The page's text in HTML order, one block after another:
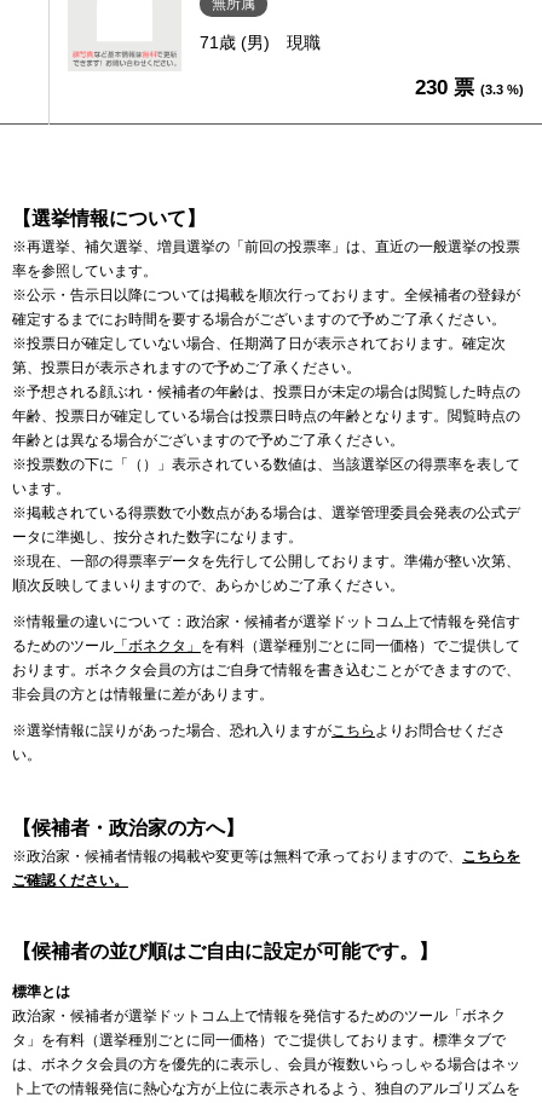
無所属
71歳 (男) 現職
230 票 (3.3 %)
【選挙情報について】
※再選挙、補欠選挙、増員選挙の「前回の投票率」は、直近の一般選挙の投票
率を参照しています。
※公示・告示日以降については掲載を順次行っております。全候補者の登録が
確定するまでにお時間を要する場合がございますので予めご了承ください。
※投票日が確定していない場合、任期満了日が表示されております。確定次
第、投票日が表示されますので予めご了承ください。
※予想される顔ぶれ・候補者の年齢は、投票日が未定の場合は閲覧した時点の
年齢、投票日が確定している場合は投票日時点の年齢となります。閲覧時点の
年齢とは異なる場合がございますので予めご了承ください。
※投票数の下に「（）」表示されている数値は、当該選挙区の得票率を表して
います。
※掲載されている得票数で小数点がある場合は、選挙管理委員会発表の公式デ
ータに準拠し、按分された数字になります。
※現在、一部の得票率データを先行して公開しております。準備が整い次第、
順次反映してまいりますので、あらかじめご了承ください。
※情報量の違いについて：政治家・候補者が選挙ドットコム上で情報を発信す
るためのツール 「ボネクタ」 を有料（選挙種別ごとに同一価格）でご提供して
おります。ボネクタ会員の方はご自身で情報を書き込むことができますので、
非会員の方とは情報量に差があります。
※選挙情報に誤りがあった場合、恐れ入りますがこちら よりお問合せくださ
い。
【候補者・政治家の方へ】
※政治家・候補者情報の掲載や変更等は無料で承っておりますので、 こちらを
ご確認ください。
【候補者の並び順はご自由に設定が可能です。】
標準とは
政治家・候補者が選挙ドットコム上で情報を発信するためのツール「ボネク
タ」を有料（選挙種別ごとに同一価格）でご提供しております。標準タブで
は、ボネクタ会員の方を優先的に表示し、会員が複数いらっしゃる場合はネッ
ト上での情報発信に熱心な方が上位に表示されるよう、独自のアルゴリズムを